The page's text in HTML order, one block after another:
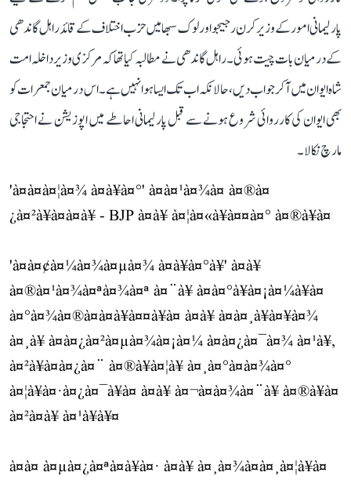
پارلیمانی امور کے وزیر کرن رجیجو اور لوک سبھا میں حزب اختلاف کے قائد راہل گاندھی
کے درمیان بات چیت ہوئی۔ راہل گاندھی نے مطالبہ کیا تھا کہ مرکزی وزیر داخلہ امت
شاہ ایوان میں آ کر جواب دیں، حالانکہ اب تک ایسا ہوا نہیں ہے۔ اس درمیان جمعرات کو
بھی ایوان کی کارروائی شروع ہونے سے قبل پارلیمانی احاطے میں اپوزیشن نے احتجاجی
مارچ نکالا۔
'à¤à¤à¤¦à¤¾ à¤à¥à¤°' à¤à¤¹à¤¾à¤ à¤®à¤
¿à¤²à¥à¤à¤à¥ - BJP à¤à¥ à¤¦à¤«à¥à¤¤à¤° à¤®à¥à¤
'à¤à¤¢à¤¼à¤¾à¤µà¤¾ à¤à¥à¤°à¥' à¤à¥
à¤®à¤¹à¤¾à¤ªà¤¾à¤ª à¤¨à¥ à¤à¤°à¥à¤¡à¤¼à¥à¤
à¤°à¤¾à¤®à¤­à¤à¥à¤¤à¥à¤ à¤à¥ à¤à¤¸à¥à¤¥à¤¾
à¤¸à¥ à¤à¤¿à¤²à¤µà¤¾à¤¡à¤¼ à¤à¤¿à¤¯à¤¾ à¤¹à¥,
à¤²à¥à¤à¤¿à¤¨ à¤®à¥à¤¦à¥ à¤¸à¤°à¤à¤¾à¤°
à¤¦à¥à¤·à¤¿à¤¯à¥à¤ à¤à¥ à¤¬à¤à¤¾à¤¨à¥ à¤®à¥à¤
à¤²à¤à¥ à¤¹à¥à¥¤
à¤à¤ à¤µà¤¿à¤ªà¤à¥à¤· à¤à¥ à¤¸à¤¾à¤à¤¸à¤¦à¥à¤